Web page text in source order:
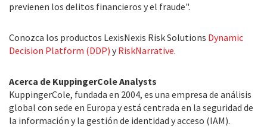
previenen los delitos financieros y el fraude".
Conozca los productos LexisNexis Risk Solutions Dynamic
Decision Platform (DDP) y RiskNarrative.
Acerca de KuppingerCole Analysts
KuppingerCole, fundada en 2004, es una empresa de análisis
global con sede en Europa y está centrada en la seguridad de
la información y la gestión de identidad y acceso (IAM).